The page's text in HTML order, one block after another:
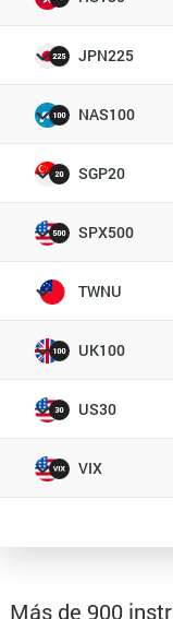
JPN225
NAS100
SGP20
SPX500
TWNU
UK100
US30
VIX
Más de 900